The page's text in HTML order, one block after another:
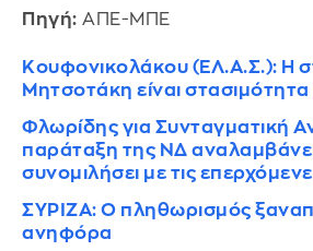
Πηγή: ΑΠΕ-ΜΠΕ
Κουφονικολάκου (ΕΛ.Α.Σ.): Η
Μητσοτάκη είναι στασιμότητα
Φλωρίδης για Συνταγματική
παράταξη της ΝΔ
συνομιλήσει με τις
ΣΥΡΙΖΑ: Ο πληθωρισμός
ανηφόρα